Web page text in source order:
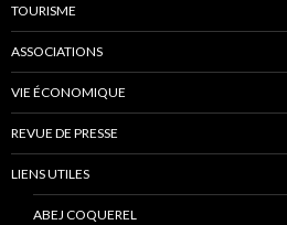
TOURISME
ASSOCIATIONS
VIE ÉCONOMIQUE
REVUE DE PRESSE
LIENS UTILES
ABEJ COQUEREL